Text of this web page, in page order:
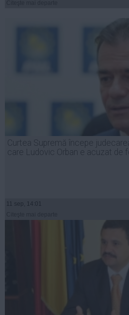
Curtea Supremă începe
care Ludovic Orban e acuzat de
11 sep, 14:01